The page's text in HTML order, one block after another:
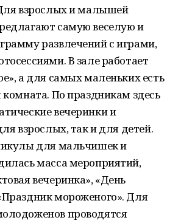
взрослых и малышей
самую веселую и
развлечений с играми,
В зале работает
а для самых маленьких есть
комната. По праздникам здесь
вечеринки и
взрослых, так и для детей.
для мальчишек и
масса мероприятий,
вечеринка», «День
мороженого». Для
проводятся